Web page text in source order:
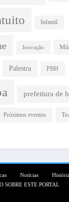
Infantil
Inovação
Palestra PBH
prefeitura de
Próximos eventos
Notícias
SOBRE ESTE PORTAL